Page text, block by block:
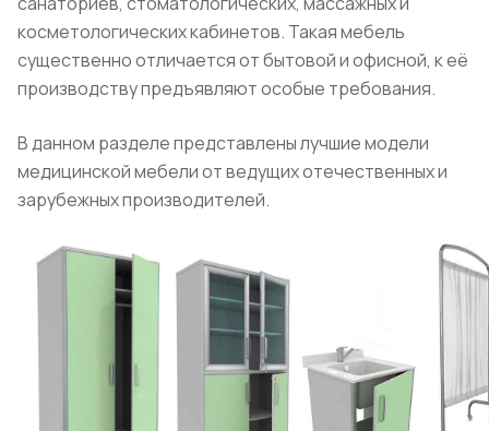
косметологических кабинетов. Такая мебель
существенно отличается от бытовой и офисной, к её
производству предъявляют особые требования.
В данном разделе представлены лучшие модели
медицинской мебели от ведущих отечественных и
зарубежных производителей.